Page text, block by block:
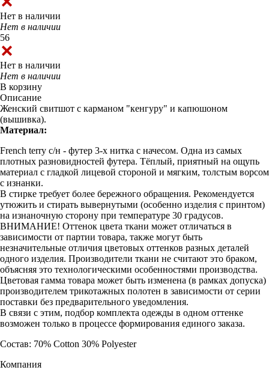
Нет в наличии
Нет в наличии
56
Нет в наличии
Нет в наличии
В корзину
Описание
Женский свитшот с карманом "кенгуру" и капюшоном
(вышивка).
Материал:
French terry с/н - футер 3-х нитка с начесом. Одна из самых
плотных разновидностей футера. Тёплый, приятный на ощупь
материал с гладкой лицевой стороной и мягким, толстым ворсом
с изнанки.
В стирке требует более бережного обращения. Рекомендуется
утюжить и стирать вывернутыми (особенно изделия с принтом)
на изнаночную сторону при температуре 30 градусов.
ВНИМАНИЕ! Оттенок цвета ткани может отличаться в
зависимости от партии товара, также могут быть
незначительные отличия цветовых оттенков разных деталей
одного изделия. Производители ткани не считают это браком,
объясняя это технологическими особенностями производства.
Цветовая гамма товара может быть изменена (в рамках допуска)
производителем трикотажных полотен в зависимости от серии
поставки без предварительного уведомления.
В связи с этим, подбор комплекта одежды в одном оттенке
возможен только в процессе формирования единого заказа.
Состав: 70% Cotton 30% Polyester
Компания